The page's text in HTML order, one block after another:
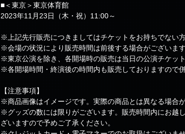
■＜東京＞東京体育館
2023年11月23日（木・祝）11:00～
※上記先行販売につきましてはチケットをお持ちでない
※会場の状況により販売時間は前後する場合がございま
※東京公演を除き、各開場時の販売は当日の公演チケッ
※各開場時間・終演後の時間内も販売しておりますので
【注意事項】
※商品画像はイメージです。実際の商品とは異なる場合
※グッズの数には限りがございます。販売時間内にお越
ざいますので予めご了承ください。